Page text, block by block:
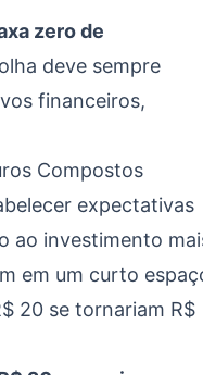
zero de
deve sempre
financeiros,
Compostos
expectativas
ao investimento
em um curto
20 se tornariam R$